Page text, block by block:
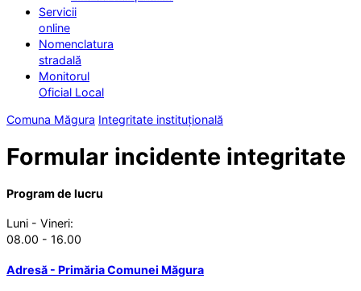
Servicii
online
Nomenclatura
stradală
Monitorul
Oficial Local
Comuna Măgura Integritate instituțională
Formular incidente integritate
Program de lucru
Luni - Vineri:
08.00 - 16.00
Adresă - Primăria Comunei Măgura